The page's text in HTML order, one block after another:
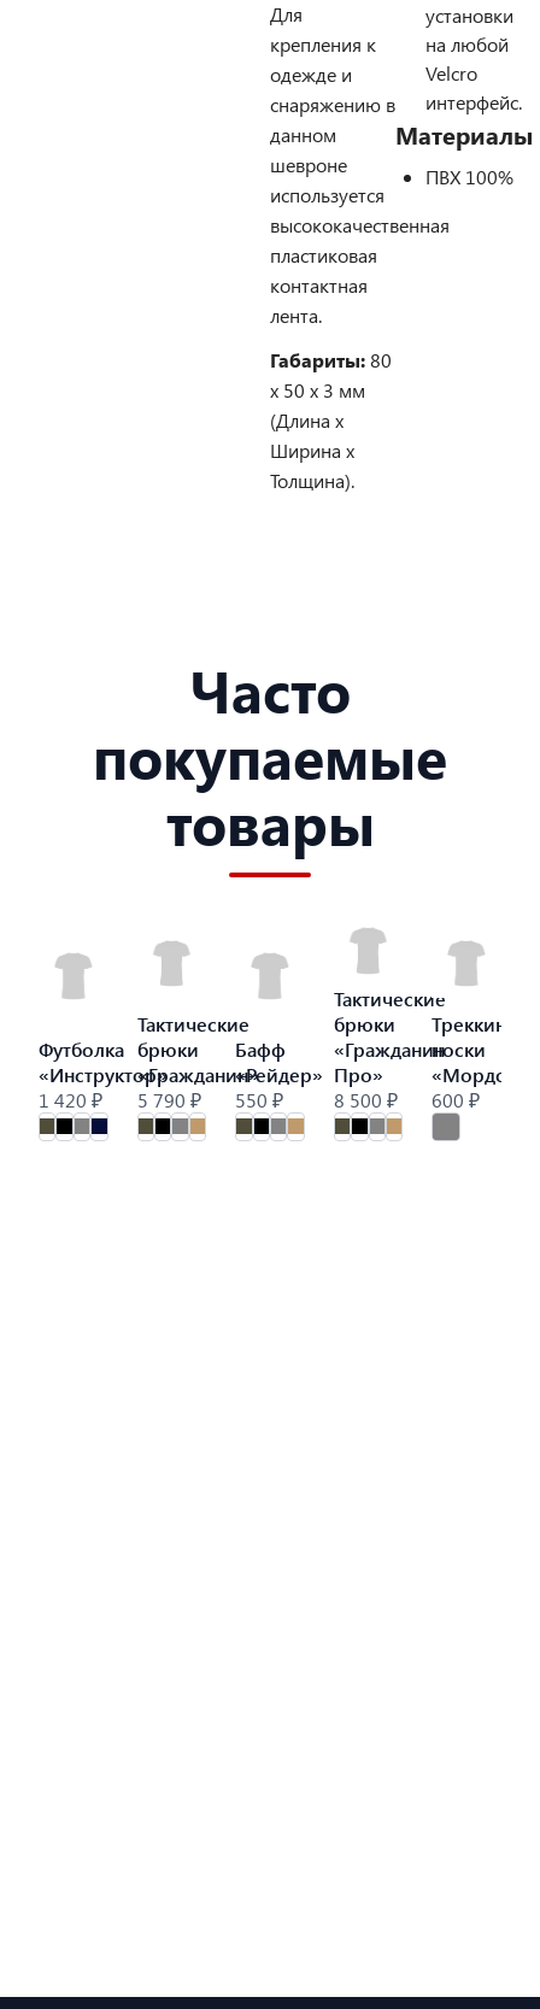
Для
крепления к
одежде и
снаряжению в
данном
шевроне
используется
высококачественная
пластиковая
контактная
лента.
Габариты:80
х 50 х 3 мм
(Длина х
Ширина х
Толщина).
установки
на любой
Velcro
интерфейс.
Материалы
ПВХ 100%
Часто
покупаемые
товары
Футболка
«Инструктор»
1 420 ₽
Тактические
брюки
«Гражданин»
5 790 ₽
Бафф
«Рейдер»
550 ₽
Тактические
брюки
«Гражданин
Про»
8 500 ₽
носки
«Мордор»
600 ₽